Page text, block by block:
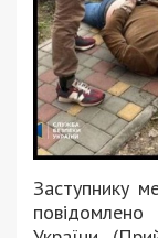
Заступнику